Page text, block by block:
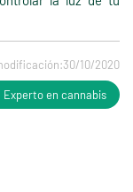
30/10/2020
Experto en cannabis